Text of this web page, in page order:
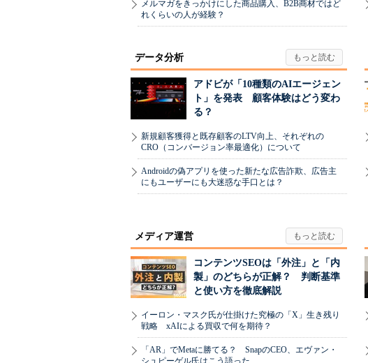
メルマガをきっかけにした商品購入、B2B商材ではど
れくらいの人が経験？
データ分析
アドビが「10種類のAIエージェン
ト」を発表 顧客体験はどう変わ
る？
新規顧客獲得と既存顧客のLTV向上、それぞれの
CRO（コンバージョン率最適化）について
Androidの偽アプリを使った新たな広告詐欺、広告主
にもユーザーにも大迷惑な手口とは？
メディア運営
コンテンツSEOは「外注」と「内
製」のどちらが正解？ 判断基準
と使い方を徹底解説
イーロン・マスク氏が仕掛けた究極の「X」生き残り
戦略 xAIによる買収で何を期待？
「AR」でMetaに勝てる？ SnapのCEO、エヴァン・